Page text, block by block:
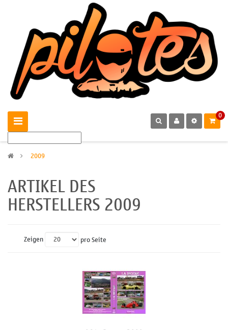
0
> 2009
ARTIKEL DES
HERSTELLERS 2009
Zeigen pro Seite